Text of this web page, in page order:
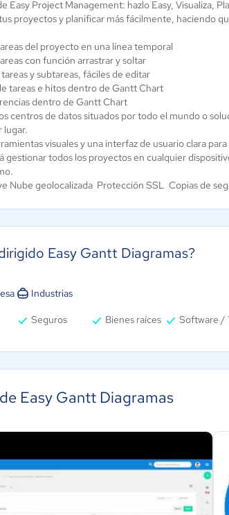
Aún sin
calificación
Easy Project Management: hazlo Easy, Visualiza,
proyectos y planificar más fácilmente, haciendo
del proyecto en una línea temporal
con función arrastrar y soltar
y subtareas, fáciles de editar
tareas e hitos dentro de Gantt Chart
dentro de Gantt Chart
centros de datos situados por todo el mundo o
lugar.
visuales y una interfaz de usuario clara
gestionar todos los proyectos en cualquier
Nube geolocalizada Protección SSL Copias de
Easy Gantt Diagramas?
Industrias
Seguros Bienes raíces Software /
Easy Gantt Diagramas